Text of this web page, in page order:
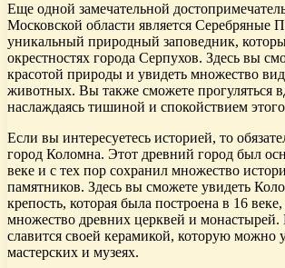
Еще одной замечательной
Московской области является Серебряные
уникальный природный заповедник,
окрестностях города Серпухов. Здесь вы
красотой природы и увидеть множество
животных. Вы также сможете прогуляться
наслаждаясь тишиной и спокойствием
Если вы интересуетесь историей, то
город Коломна. Этот древний город был
веке и с тех пор сохранил множество
памятников. Здесь вы сможете увидеть
крепость, которая была построена в 16
множество древних церквей и монастырей.
славится своей керамикой, которую можно
мастерских и музеях.